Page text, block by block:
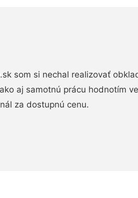
som si nechal realizovať
aj samotnú prácu hodnotím
za dostupnú cenu.